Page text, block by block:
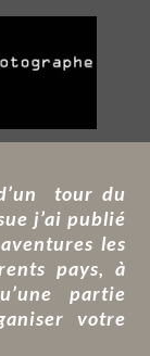
tour du
j’ai publié
les
pays, à
partie
votre